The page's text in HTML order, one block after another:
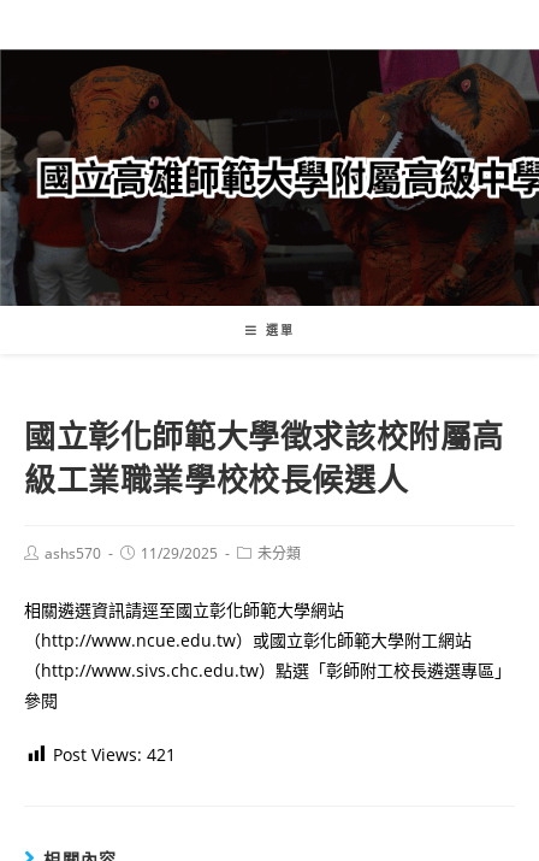
轉
要
內
容
選單
國立彰化師範大學徵求該校附屬高
級工業職業學校校長候選人
Postashs570
Post11/29/2025
Post未分類
相關遴選資訊請逕至國立彰化師範大學網站
（http://www.ncue.edu.tw）或國立彰化師範大學附工網站
（http://www.sivs.chc.edu.tw）點選「彰師附工校長遴選專區」
參閱
Post Views: 421